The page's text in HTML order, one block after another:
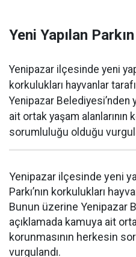
Yeni Yapılan
Yenipazar ilçesinde yeni
korkulukları hayvanlar
Yenipazar Belediyesi’nden
ait ortak yaşam alanlarının
sorumluluğu olduğu
Yenipazar ilçesinde yeni
Parkı’nın korkulukları
Bunun üzerine Yenipazar
açıklamada kamuya ait
korunmasının herkesin
vurgulandı.